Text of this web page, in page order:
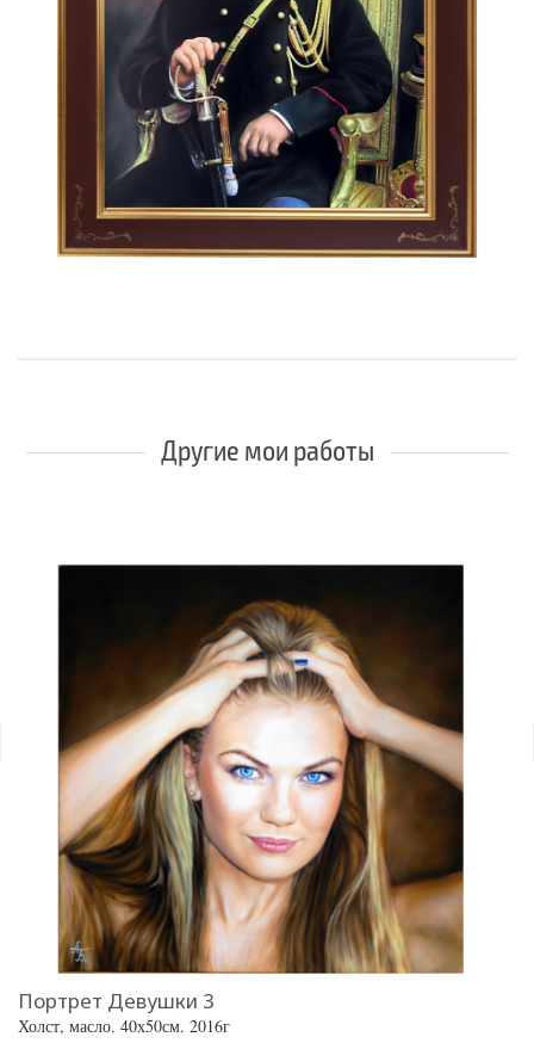
Другие мои работы
Портрет Девушки 3
Холст, масло. 40х50см. 2016г